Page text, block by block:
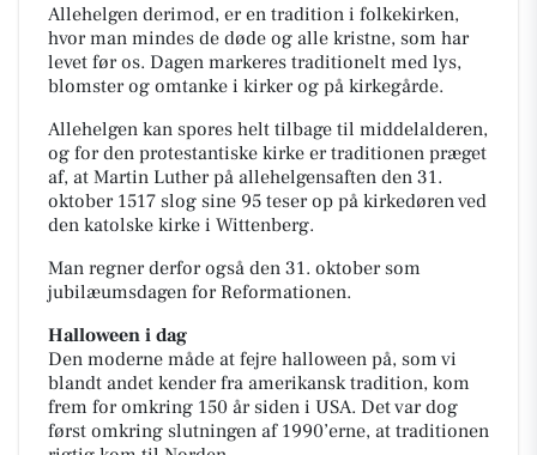
Allehelgen derimod, er en tradition i folkekirken,
hvor man mindes de døde og alle kristne, som har
levet før os. Dagen markeres traditionelt med lys,
blomster og omtanke i kirker og på kirkegårde.
Allehelgen kan spores helt tilbage til middelalderen,
og for den protestantiske kirke er traditionen præget
af, at Martin Luther på allehelgensaften den 31.
oktober 1517 slog sine 95 teser op på kirkedøren ved
den katolske kirke i Wittenberg.
Man regner derfor også den 31. oktober som
jubilæumsdagen for Reformationen.
Halloween i dag
Den moderne måde at fejre halloween på, som vi
blandt andet kender fra amerikansk tradition, kom
frem for omkring 150 år siden i USA. Det var dog
først omkring slutningen af 1990’erne, at traditionen